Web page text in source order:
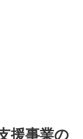
支援事業の公募開始
援事業の